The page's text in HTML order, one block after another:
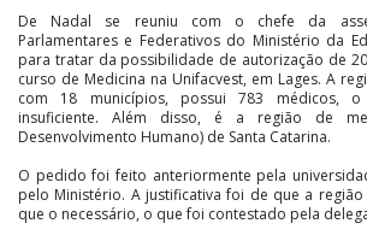
De Nadal se reuniu com o chefe da
Parlamentares e Federativos do Ministério da
para tratar da possibilidade de autorização de
curso de Medicina na Unifacvest, em Lages. A
com 18 municípios, possui 783 médicos,
insuficiente. Além disso, é a região de
Desenvolvimento Humano) de Santa Catarina.
O pedido foi feito anteriormente pela
pelo Ministério. A justificativa foi de que a
que o necessário, o que foi contestado pela